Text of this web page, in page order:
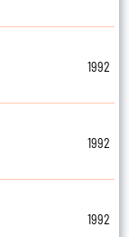
1992
1992
1992